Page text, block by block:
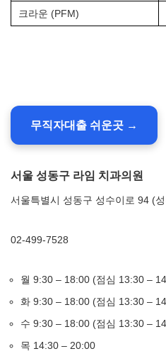
크라운 (PFM)
무직자대출 쉬운곳 →
서울 성동구 라임 치과의원
서울특별시 성동구 성수이로 94 (
02-499-7528
월 9:30 – 18:00 (점심 13:30 –
화 9:30 – 18:00 (점심 13:30 –
수 9:30 – 18:00 (점심 13:30 –
목 14:30 – 20:00